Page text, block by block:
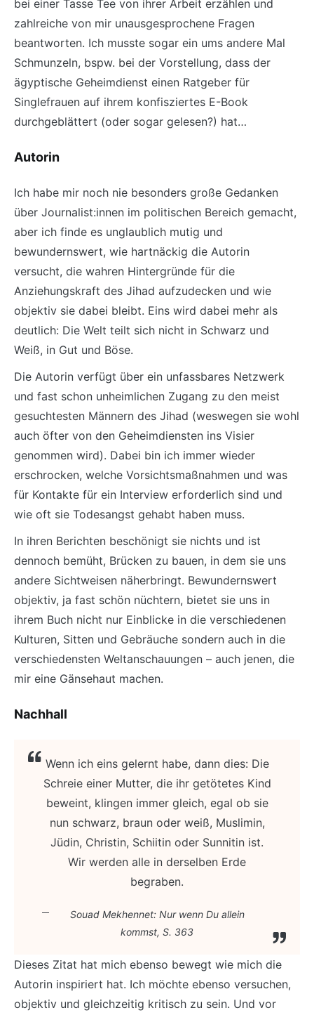
bei einer Tasse Tee von ihrer Arbeit erzählen und
zahlreiche von mir unausgesprochene Fragen
beantworten. Ich musste sogar ein ums andere Mal
Schmunzeln, bspw. bei der Vorstellung, dass der
ägyptische Geheimdienst einen Ratgeber für
Singlefrauen auf ihrem konfisziertes E-Book
durchgeblättert (oder sogar gelesen?) hat…
Autorin
Ich habe mir noch nie besonders große Gedanken
über Journalist:innen im politischen Bereich gemacht,
aber ich finde es unglaublich mutig und
bewundernswert, wie hartnäckig die Autorin
versucht, die wahren Hintergründe für die
Anziehungskraft des Jihad aufzudecken und wie
objektiv sie dabei bleibt. Eins wird dabei mehr als
deutlich: Die Welt teilt sich nicht in Schwarz und
Weiß, in Gut und Böse.
Die Autorin verfügt über ein unfassbares Netzwerk
und fast schon unheimlichen Zugang zu den meist
gesuchtesten Männern des Jihad (weswegen sie wohl
auch öfter von den Geheimdiensten ins Visier
genommen wird). Dabei bin ich immer wieder
erschrocken, welche Vorsichtsmaßnahmen und was
für Kontakte für ein Interview erforderlich sind und
wie oft sie Todesangst gehabt haben muss.
In ihren Berichten beschönigt sie nichts und ist
dennoch bemüht, Brücken zu bauen, in dem sie uns
andere Sichtweisen näherbringt. Bewundernswert
objektiv, ja fast schön nüchtern, bietet sie uns in
ihrem Buch nicht nur Einblicke in die verschiedenen
Kulturen, Sitten und Gebräuche sondern auch in die
verschiedensten Weltanschauungen – auch jenen, die
mir eine Gänsehaut machen.
Nachhall
Wenn ich eins gelernt habe, dann dies: Die
Schreie einer Mutter, die ihr getötetes Kind
beweint, klingen immer gleich, egal ob sie
nun schwarz, braun oder weiß, Muslimin,
Jüdin, Christin, Schiitin oder Sunnitin ist.
Wir werden alle in derselben Erde
begraben.
Souad Mekhennet: Nur wenn Du allein
kommst, S. 363
Dieses Zitat hat mich ebenso bewegt wie mich die
Autorin inspiriert hat. Ich möchte ebenso versuchen,
objektiv und gleichzeitig kritisch zu sein. Und vor